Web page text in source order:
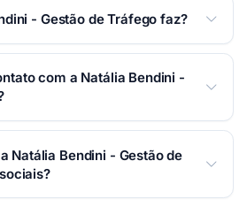
Boleto, Transferência, Mercado
- Gestão de Tráfego faz?
Taubaté. Meu nome é Natália
em Gestão de Tráfego.
pago. Aumente suas
com anúncios personalizados
Ads.
com a Natália Bendini -
a Natália Bendini - Gestão de
telefone ou e-mail — é só
Natália Bendini - Gestão de